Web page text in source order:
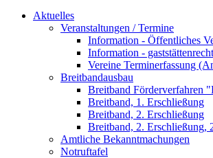
Aktuelles
Veranstaltungen / Termine
Information - Öffentliches
Information -
Vereine Terminerfassung
Breitbandausbau
Breitband Förderverfahren
Breitband, 1. Erschließung
Breitband, 2. Erschließung
Breitband, 2. Erschließung,
Amtliche Bekanntmachungen
Notruftafel